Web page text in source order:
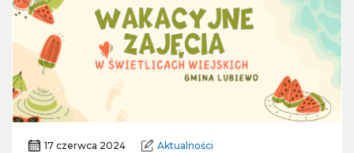
17 czerwca 2024 Aktualności